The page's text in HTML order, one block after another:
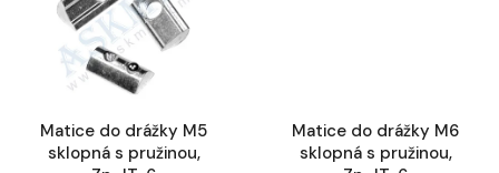
Matice do drážky M5
sklopná s pružinou,
Matice do drážky M6
sklopná s pružinou,